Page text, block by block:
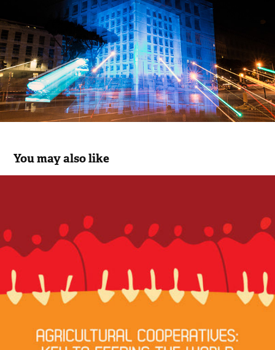
You may also like
2012